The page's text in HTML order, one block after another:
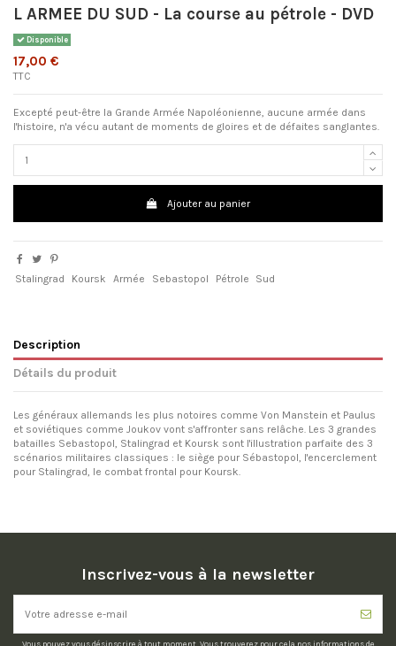
L ARMEE DU SUD - La course au pétrole - DVD
Disponible
17,00 €
TTC
Excepté peut-être la Grande Armée Napoléonienne, aucune armée dans
l'histoire, n'a vécu autant de moments de gloires et de défaites sanglantes.
Ajouter au panier
Stalingrad Koursk Armée Sebastopol Pétrole Sud
Description
Détails du produit
Les généraux allemands les plus notoires comme Von Manstein et Paulus
et soviétiques comme Joukov vont s'affronter sans relâche. Les 3 grandes
batailles Sebastopol, Stalingrad et Koursk sont l'illustration parfaite des 3
scénarios militaires classiques : le siège pour Sébastopol, l'encerclement
pour Stalingrad, le combat frontal pour Koursk.
Inscrivez-vous à la newsletter